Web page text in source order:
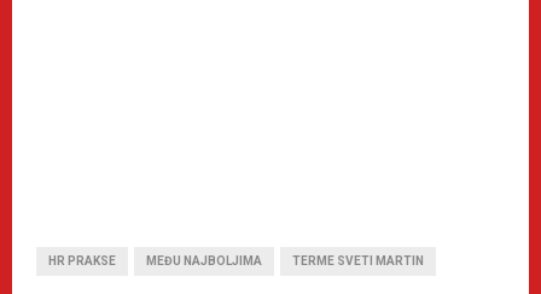
HR PRAKSE MEĐU NAJBOLJIMA TERME SVETI MARTIN